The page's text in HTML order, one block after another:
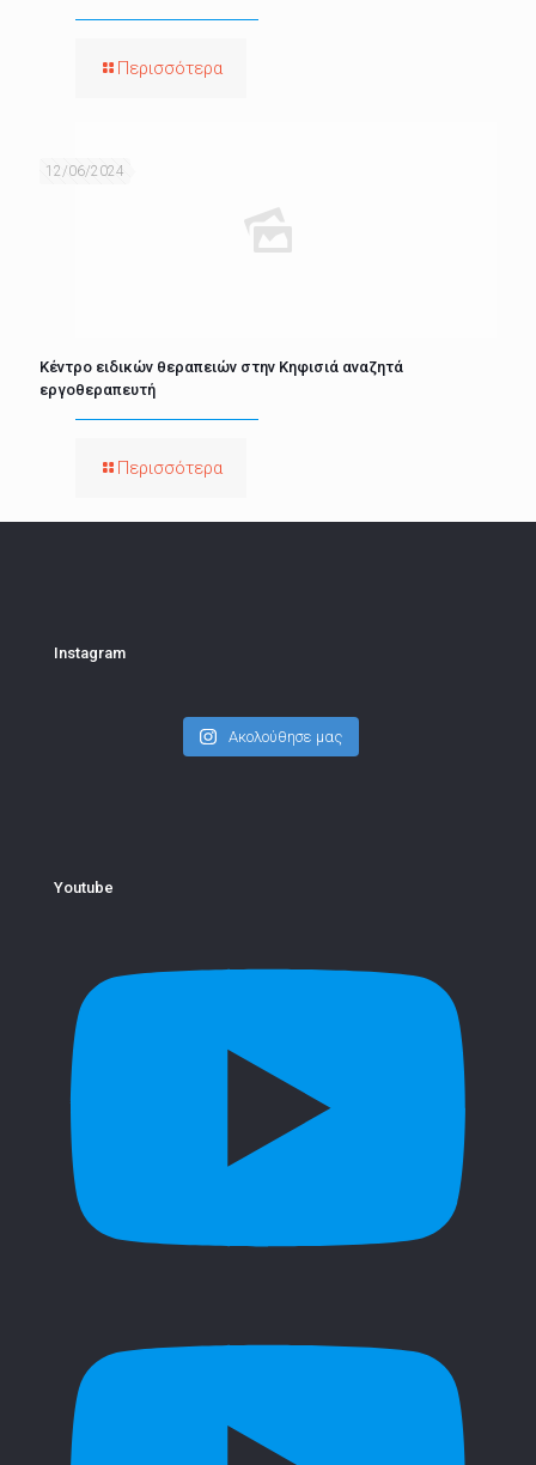
Περισσότερα
12/06/2024
Κέντρο ειδικών θεραπειών στην Κηφισιά αναζητά
εργοθεραπευτή
Περισσότερα
Instagram
Ακολούθησε μας
Youtube